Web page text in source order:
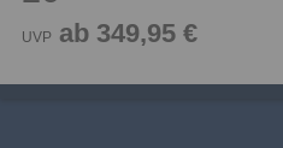
UVP ab 349,95 €